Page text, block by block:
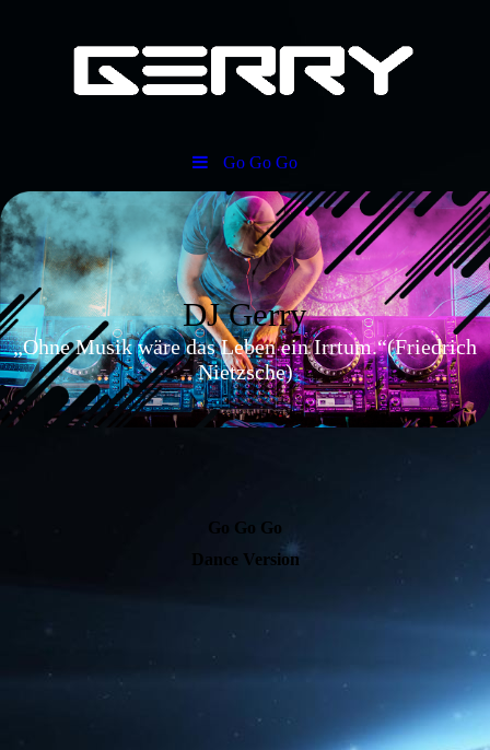
Go Go Go
DJ Gerry
„Ohne Musik wäre das Leben ein Irrtum.“(Friedrich
Nietzsche)
Go Go Go
Dance Version